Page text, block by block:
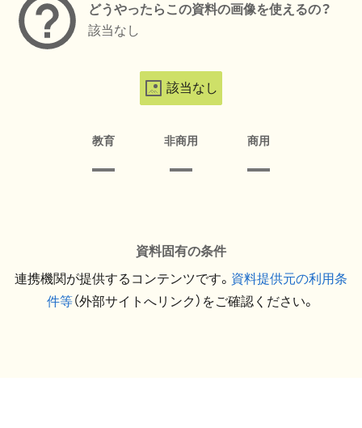
どうやったらこの資料の画像を使えるの？
該当なし
該当なし
教育 非商用 商用
資料固有の条件
連携機関が提供するコンテンツです。 資料提供元の利用条
件等（外部サイトへリンク）をご確認ください。